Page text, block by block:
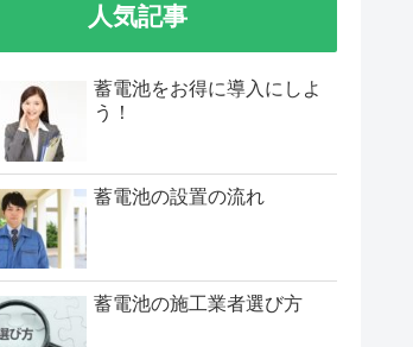
人気記事
蓄電池をお得に導入にしよ
う！
蓄電池の設置の流れ
蓄電池の施工業者選び方